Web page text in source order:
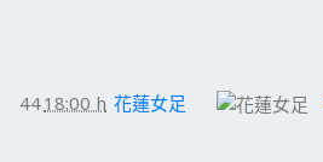
4418:00 h 花蓮女足